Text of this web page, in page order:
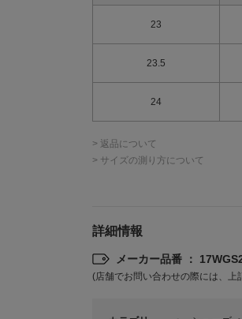
23
23.5
24
> 返品について
> サイズの測り方について
詳細情報
メーカー品番 ：
(店舗でお問い合わせの際には、上